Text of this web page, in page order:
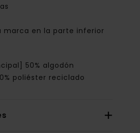
marca en la parte inferior
50% algodón
poliéster reciclado